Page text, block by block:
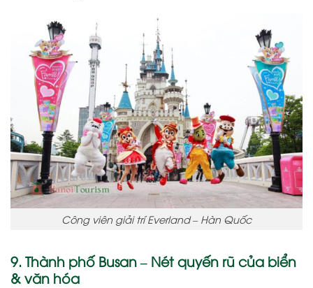
Công viên giải trí Everland – Hàn Quốc
9. Thành phố Busan – Nét quyến rũ của biển
& văn hóa